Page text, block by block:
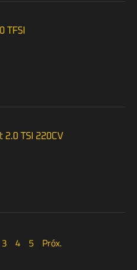
TFSI
2.0 TSI 220CV
3 4 5 Próx.